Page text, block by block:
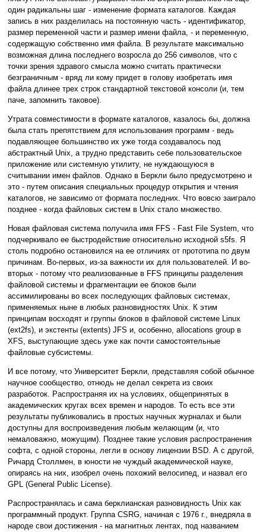
один радикальны шаг - изменение формата каталогов. Каждая
запись в них разделилась на постоянную часть - идентификатор,
размер переменной части и размер имени файла, - и переменную,
содержащую собственно имя файла. В результате максимально
возможная длина последнего возросла до 256 символов, что с
точки зрения здравого смысла можно считать практически
безграничным - вряд ли кому придет в голову изобретать имя
файла длинее трех строк стандартной текстовой консоли (и, тем
паче, запомнить таковое).
Утрата совместимости в формате каталогов, казалось бы, должна
была стать препятствием для использования программ - ведь
подавляющее большинство их уже тогда создавалось под
абстрактный Unix, а трудно представить себе пользовательское
приложение или системную утилиту, не нуждающуюся в
считывании имен файлов. Однако в Беркли было предусмотрено и
это - путем описания специальных процедур открытия и чтения
каталогов, не зависимо от формата последних. Что вовсю заиграло
позднее - когда файловых систем в Unix стало множество.
Новая файловая система получила имя FFS - Fast File System, что
подчеркивало ее быстродействие относительно исходной s5fs. Я
столь подробно остановился на ее отличиях от прототипа по двум
причинам. Во-первых, из-за важности их для пользователей. И во-
вторых - потому что реализованные в FFS принципы разделения
файловой системы и фрагментации ее блоков были
ассимилированы во всех последующих файловых системах,
применяемых ныне в любых разновидностях Unix. К этим
принципам восходят и группы блоков в файловой системе Linux
(ext2fs), и экстенты (extents) JFS и, особенно, allocations group в
XFS, выступающие здесь уже как почти самостоятельные
файловые субсистемы.
И все потому, что Университет Беркли, представляя собой обычное
научное сообщество, отнюдь не делал секрета из своих
разработок. Распространяя их на условиях, общепринятых в
академических кругах всех времен и народов. То есть все эти
результаты публиковались в простых научных журналах и были
доступны для воспроизведения любым желающим (и, что
немаловажно, можущим). Позднее такие условия распространения
софта, с одной стороны, легли в основу лицензии BSD. А с другой,
Ричард Столлмен, в юности не чуждый академической науке,
опираясь на них, изобрел очень похожий велосипед, и назвал его
GPL (General Public License).
Распространялась и сама берклианская разновидность Unix как
программный продукт. Группа CSRG, начиная с 1976 г., внедряла в
народе свои достижения - на магнитных лентах, под названием